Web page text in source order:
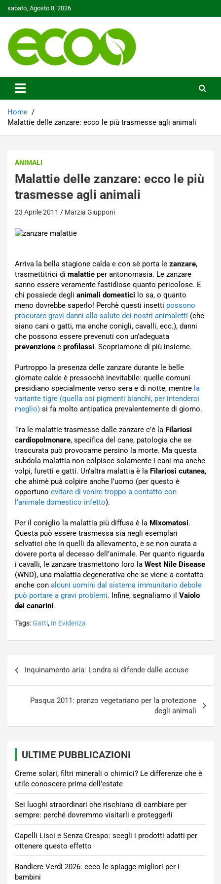
to
sabato, Agosto 8, 2026
Ecoo.it
Home
Malattie delle zanzare: ecco le più trasmesse agli animali
ANIMALI
Malattie delle zanzare: ecco le più
trasmesse agli animali
23 Aprile 2011 Marzia Giupponi
Arriva la bella stagione calda e con sè porta le zanzare,
trasmettitrici di malattie per antonomasia. Le zanzare
sanno essere veramente fastidiose quanto pericolose. E
chi possiede degli animali domestici lo sa, o quanto
meno dovrebbe saperlo! Perchè questi insetti possono
procurare gravi danni alla salute dei nostri animaletti (che
siano cani o gatti, ma anche conigli, cavalli, ecc.), danni
che possono essere prevenuti con un’adeguata
prevenzione e profilassi. Scopriamone di più insieme.
Purtroppo la presenza delle zanzare durante le belle
giornate calde è pressochè inevitabile: quelle comuni
presidiano specialmente verso sera e di notte, mentre la
variante tigre (quella coi pigmenti bianchi, per intenderci
meglio) si fa molto antipatica prevalentemente di giorno.
Tra le malattie trasmesse dalle zanzare c’è la Filariosi
cardiopolmonare, specifica del cane, patologia che se
trascurata può provocarne persino la morte. Ma questa
subdola malattia non colpisce solamente i cani ma anche
volpi, furetti e gatti. Un’altra malattia è la Filariosi cutanea,
che ahimè puà colpire anche l’uomo (per questo è
opportuno evitare di venire troppo a contatto con
l’animale domestico infetto).
Per il coniglio la malattia più diffusa è la Mixomatosi.
Questa può essere trasmessa sia negli esemplari
selvatici che in quelli da allevamento, e se non curata a
dovere porta al decesso dell’animale. Per quanto riguarda
i cavalli, le zanzare trasmettono loro la West Nile Disease
(WND), una malattia degenerativa che se viene a contatto
anche con alcuni uomini dal sistema immunitario debole
può portare a gravi problemi. Infine, segnaliamo il Vaiolo
dei canarini.
Tags:Gatti, In Evidenza
articoli
Inquinamento aria: Londra si difende dalle accuse
Pasqua 2011: pranzo vegetariano per la protezione
degli animali
ULTIME PUBBLICAZIONI
Creme solari, filtri minerali o chimici? Le differenze che è
utile conoscere prima dell’estate
Sei luoghi straordinari che rischiano di cambiare per
sempre: perché dovremmo visitarli e proteggerli
Capelli Lisci e Senza Crespo: scegli i prodotti adatti per
ottenere questo effetto
Bandiere Verdi 2026: ecco le spiagge migliori per i
bambini